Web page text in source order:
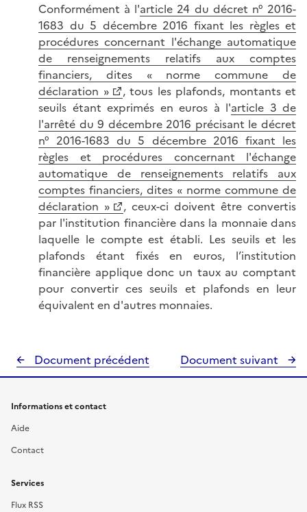
Conformément à l'article 24 du décret n° 2016-
1683 du 5 décembre 2016 fixant les règles et
procédures concernant l'échange automatique
de renseignements relatifs aux comptes
financiers, dites « norme commune de
déclaration »
, tous les plafonds, montants et
seuils étant exprimés en euros à l'article 3 de
l'arrêté du 9 décembre 2016 précisant le décret
n° 2016-1683 du 5 décembre 2016 fixant les
règles et procédures concernant l'échange
automatique de renseignements relatifs aux
comptes financiers, dites « norme commune de
déclaration »
, ceux-ci doivent être convertis
par l'institution financière dans la monnaie dans
laquelle le compte est établi. Les seuils et les
plafonds étant fixés en euros, l’institution
financière applique donc un taux au comptant
pour convertir ces seuils et plafonds en leur
équivalent en d'autres monnaies.
Document précédent Document suivant
Informations et contact
Aide
Contact
Services
Flux RSS